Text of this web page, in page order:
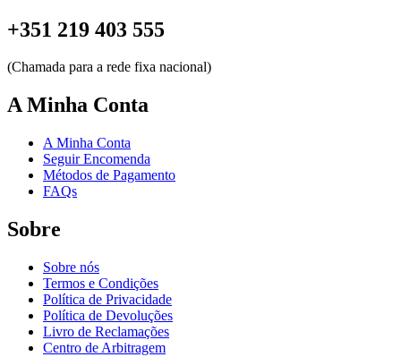
+351 219 403 555
(Chamada para a rede fixa nacional)
A Minha Conta
A Minha Conta
Seguir Encomenda
Métodos de Pagamento
FAQs
Sobre
Sobre nós
Termos e Condições
Política de Privacidade
Política de Devoluções
Livro de Reclamações
Centro de Arbitragem